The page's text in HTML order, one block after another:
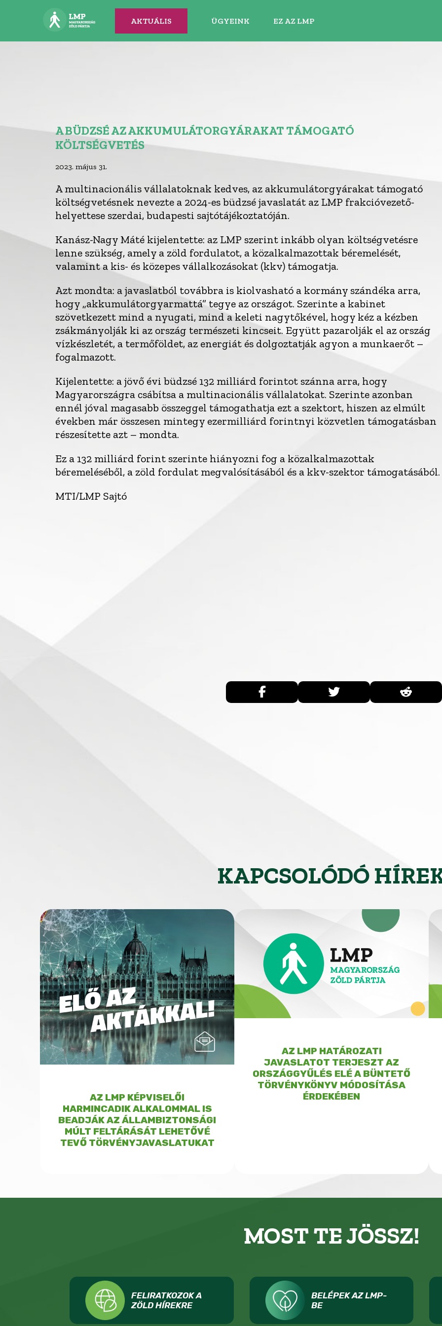
AKTUÁLIS ÜGYEINK EZ AZ LMP
A BÜDZSÉ AZ AKKUMULÁTORGYÁRAKAT TÁMOGATÓ
KÖLTSÉGVETÉS
2023. május 31.
A multinacionális vállalatoknak kedves, az akkumulátorgyárakat támogató
költségvetésnek nevezte a 2024-es büdzsé javaslatát az LMP frakcióvezető-
helyettese szerdai, budapesti sajtótájékoztatóján.
Kanász-Nagy Máté kijelentette: az LMP szerint inkább olyan költségvetésre
lenne szükség, amely a zöld fordulatot, a közalkalmazottak béremelését,
valamint a kis- és közepes vállalkozásokat (kkv) támogatja.
Azt mondta: a javaslatból továbbra is kiolvasható a kormány szándéka arra,
hogy „akkumulátorgyarmattá” tegye az országot. Szerinte a kabinet
szövetkezett mind a nyugati, mind a keleti nagytőkével, hogy kéz a kézben
zsákmányolják ki az ország természeti kincseit. Együtt pazarolják el az ország
vízkészletét, a termőföldet, az energiát és dolgoztatják agyon a munkaerőt –
fogalmazott.
Kijelentette: a jövő évi büdzsé 132 milliárd forintot szánna arra, hogy
Magyarországra csábítsa a multinacionális vállalatokat. Szerinte azonban
ennél jóval magasabb összeggel támogathatja ezt a szektort, hiszen az elmúlt
években már összesen mintegy ezermilliárd forintnyi közvetlen támogatásban
részesítette azt – mondta.
Ez a 132 milliárd forint szerinte hiányozni fog a közalkalmazottak
béremeléséből, a zöld fordulat megvalósításából és a kkv-szektor támogatásából.
MTI/LMP Sajtó
KAPCSOLÓDÓ
AZ LMP KÉPVISELŐI
HARMINCADIK ALKALOMMAL IS
BEADJÁK AZ ÁLLAMBIZTONSÁGI
MÚLT FELTÁRÁSÁT LEHETŐVÉ
TEVŐ TÖRVÉNYJAVASLATUKAT
AZ LMP HATÁROZATI
JAVASLATOT TERJESZT AZ
ORSZÁGGYŰLÉS ELÉ A BÜNTETŐ
TÖRVÉNYKÖNYV MÓDOSÍTÁSA
ÉRDEKÉBEN
MOST TE JÖSSZ!
FELIRATKOZOK A
ZÖLD HÍREKRE
BELÉPEK AZ LMP-
BE